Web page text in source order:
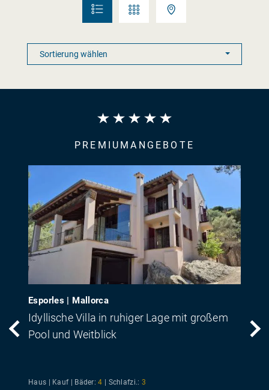
PREMIUMANGEBOTE
Esporles | Mallorca
Idyllische Villa in ruhiger Lage mit großem
Pool und Weitblick
Haus | Kauf | Bäder: 4 Schlafzi.: 3